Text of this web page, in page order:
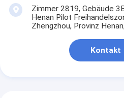
Zimmer 2819, Gebäude
Henan Pilot
Zhengzhou, Provinz
Kontakt